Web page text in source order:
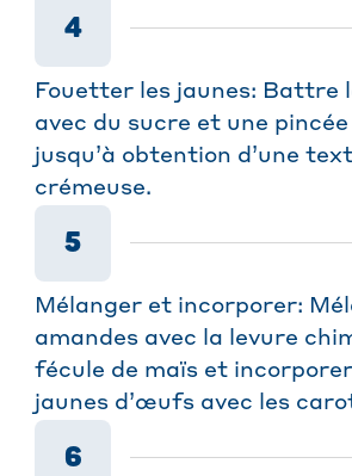
4
Fouetter les jaunes: Battre
avec du sucre et une pincée
jusqu’à obtention d’une
crémeuse.
5
Mélanger et incorporer:
amandes avec la levure
fécule de maïs et
jaunes d’œufs avec les
6